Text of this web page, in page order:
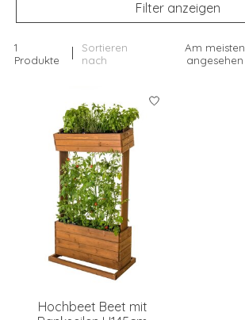
Filter anzeigen
1
Produkte
Sortieren
nach
Am meisten
angesehen
Hochbeet Beet mit